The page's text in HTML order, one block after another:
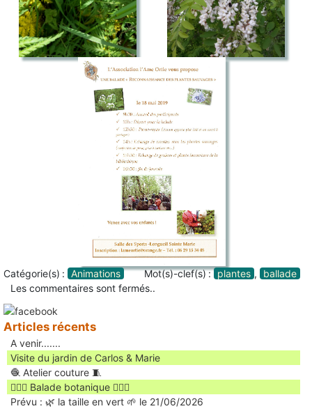
Catégorie(s) : Animations Mot(s)-clef(s) : plantes ,
ballade
Les commentaires sont fermés..
Articles récents
A venir.......
Visite du jardin de Carlos & Marie
🧶 Atelier couture 🧵
🚶🏻‍♀️ Balade botanique 🚶🏻‍♂️
Prévu : 🌿 la taille en vert 🌱 le 21/06/2026